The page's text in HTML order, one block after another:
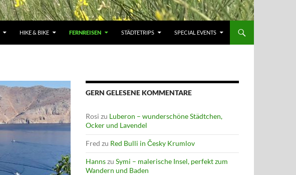
HIKE & BIKE FERNREISEN STÄDTETRIPS SPECIAL EVENTS
GERN GELESENE KOMMENTARE
Rosi zu Luberon – wunderschöne Städtchen,
Ocker und Lavendel
Fred zu Red Bulli in Česky Krumlov
Hannszu Symi – malerische Insel, perfekt zum
Wandern und Baden